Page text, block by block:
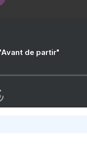
de partir"